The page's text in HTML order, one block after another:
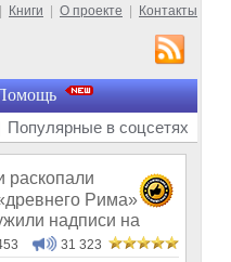
Книги О проекте Контакты
Популярные в соцсетях
раскопали
Рима»
надписи на
31 323